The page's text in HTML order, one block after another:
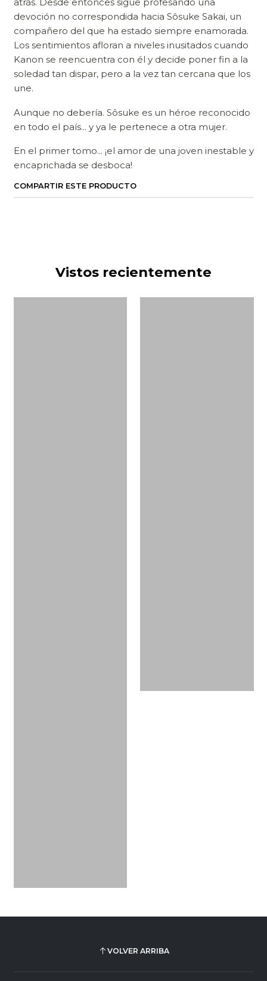
devoción no correspondida hacia Sôsuke Sakai, un
compañero del que ha estado siempre enamorada.
Los sentimientos afloran a niveles inusitados cuando
Kanon se reencuentra con él y decide poner fin a la
soledad tan dispar, pero a la vez tan cercana que los
une.
Aunque no debería. Sôsuke es un héroe reconocido
en todo el país... y ya le pertenece a otra mujer.
En el primer tomo... ¡el amor de una joven inestable y
encaprichada se desboca!
COMPARTIR ESTE PRODUCTO
Vistos recientemente
VOLVER ARRIBA